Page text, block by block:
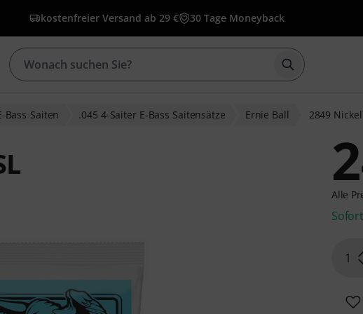
kostenfreier Versand ab 29 € 30 Tage Moneyback
Suche mit
Bass-Saiten .045 4-Saiter E-Bass Saitensätze Ernie Ball 2849 Nickel
Alle
1